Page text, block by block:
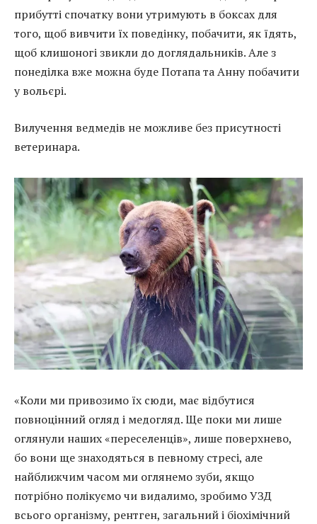
прибутті спочатку вони утримують в боксах для
того, щоб вивчити їх поведінку, побачити, як їдять,
щоб клишоногі звикли до доглядальників. Але з
понеділка вже можна буде Потапа та Анну побачити
у вольєрі.
Вилучення ведмедів не можливе без присутності
ветеринара.
«Коли ми привозимо їх сюди, має відбутися
повноцінний огляд і медогляд. Ще поки ми лише
оглянули наших «переселенців», лише поверхнево,
бо вони ще знаходяться в певному стресі, але
найближчим часом ми оглянемо зуби, якщо
потрібно полікуємо чи видалимо, зробимо УЗД
всього організму, рентген, загальний і біохімічний